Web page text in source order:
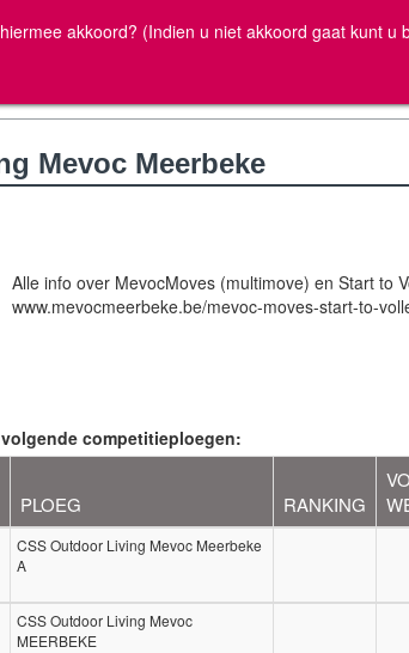
akkoord? (Indien u niet akkoord gaat kunt u
Mevoc Meerbeke
Alle info over MevocMoves (multimove) en Start to
www.mevocmeerbeke.be/mevoc-moves-start-to-
competitieploegen:
PLOEG RANKING
CSS Outdoor Living Mevoc Meerbeke
A
CSS Outdoor Living Mevoc
MEERBEKE